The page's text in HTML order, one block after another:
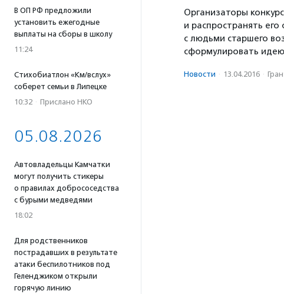
В ОП РФ предложили
установить ежегодные
выплаты на сборы в школу
11:24
Стихобиатлон «Км/вслух»
соберет семьи в Липецке
10:32 · Прислано НКО
05.08.2026
Автовладельцы Камчатки
могут получить стикеры
о правилах добрососедства
с бурыми медведями
18:02
Для родственников
пострадавших в результате
атаки беспилотников под
Геленджиком открыли
горячую линию
Организаторы
и распространять
с людьми старшего
сформулировать
Новости · 13.04.2016 ·